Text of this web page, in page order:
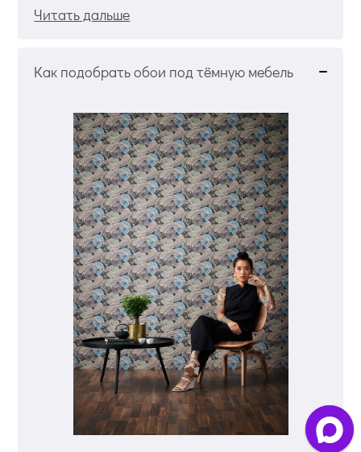
Читать дальше
Как подобрать обои под тёмную мебель